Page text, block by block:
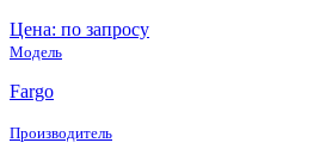
Цена: по запросу
Модель
Fargo
Производитель